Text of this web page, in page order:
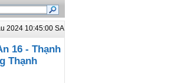
2024 10:45:00 SA
16 - Thạnh
Thạnh